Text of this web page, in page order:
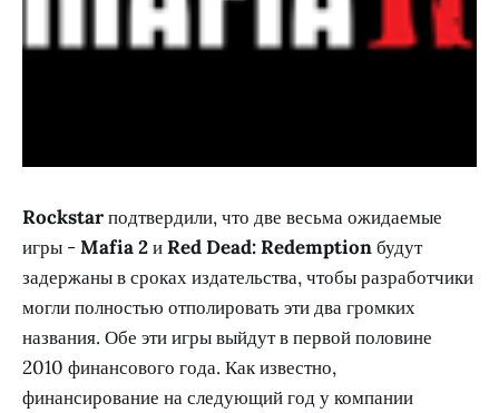
Rockstarподтвердили, что две весьма ожидаемые
игры -Mafia 2иRed Dead: Redemptionбудут
задержаны в сроках издательства, чтобы разработчики
могли полностью отполировать эти два громких
названия. Обе эти игры выйдут в первой половине
2010 финансового года. Как известно,
финансирование на следующий год у компании